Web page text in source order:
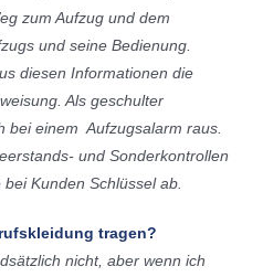
zum Aufzug und dem
und seine Bedienung.
diesen Informationen die
Als geschulter
bei einem Aufzugsalarm raus.
und Sonderkontrollen
Kunden Schlüssel ab.
tragen?
nicht, aber wenn ich